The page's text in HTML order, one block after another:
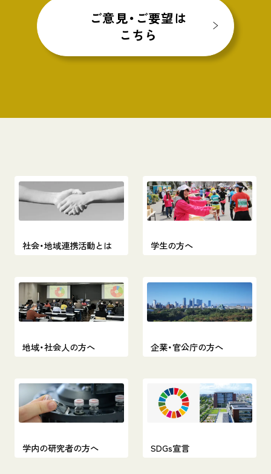
ご意見・ご要望は
こちら
社会・地域連携活動とは 学生の方へ
地域・社会人の方へ 企業・官公庁の方へ
学内の研究者の方へ SDGs宣言